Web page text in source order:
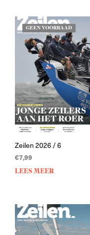
GEEN VOORRAAD
Zeilen 2026 / 6
€7,99
LEES MEER